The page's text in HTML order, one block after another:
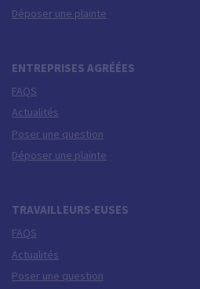
Déposer une plainte
ENTREPRISES AGRÉÉES
FAQS
Actualités
Poser une question
Déposer une plainte
TRAVAILLEURS·EUSES
FAQS
Actualités
Poser une question